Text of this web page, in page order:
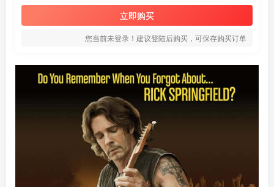
立即购买
您当前未登录！建议登陆后购买，可保存购买订单